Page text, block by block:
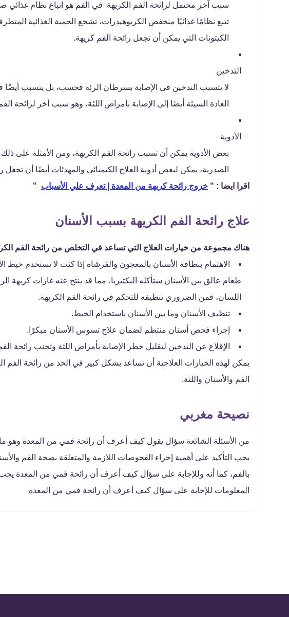
سبب آخر محتمل لرائحة الفم الكريهة في الفم هو اتباع نظام
تتبع نظامًا غذائيًا منخفض الكربوهيدرات، تشجع الحمية الغذائية
الكيتونات التي يمكن أن تجعل رائحة الفم كريهة.
التدخين
لا يتسبب التدخين في الإصابة بسرطان الرئة فحسب، بل يتسبب أيضًا
العادة السيئة أيضًا إلى الإصابة بأمراض اللثة، وهو سبب آخر لرائحة
الأدوية
بعض الأدوية يمكن أن تسبب رائحة الفم الكريهة، ومن الأمثلة على ذلك
الصدرية، يمكن لبعض أدوية العلاج الكيميائي والمهدئات أيضًا أن تجعل
اقرا ايضا : " خروج رائحة كريهة من المعدة | تعرف علي الأسباب "
علاج رائحة الفم الكريهة بسبب الأسنان
هناك مجموعة من خيارات العلاج التي تساعد في التخلص من رائحة الفم
الاهتمام بنظافة الأسنان بالمعجون والفرشاة إذا كنت لا تستخدم
طعام عالق بين الأسنان ستأكله البكتيريا، مما قد ينتج عنه غازات كريهة
اللسان، فمن الضروري تنظيفه للتحكم في رائحة الفم الكريهة.
تنظيف الأسنان وما بين الأسنان باستخدام الخيط.
إجراء فحص أسنان منتظم لضمان علاج تسوس الأسنان مبكرًا.
الإقلاع عن التدخين لتقليل خطر الإصابة بأمراض اللثة وتجنب رائحة
يمكن لهذه الخيارات العلاجية أن تساعد بشكل كبير في الحد من رائحة
الفم والأسنان واللثة.
نصيحة مغربي
من الأسئلة الشائعة سؤال يقول كيف أعرف أن رائحة فمي من المعدة وهو ما
يجب التأكيد على أهمية إجراء الفحوصات اللازمة والمتعلقة بصحة الفم
بالفم، كما أنه وللإجابة على سؤال كيف أعرف أن رائحة فمي من المعدة
المعلومات للإجابة على سؤال كيف أعرف أن رائحة فمي من المعدة